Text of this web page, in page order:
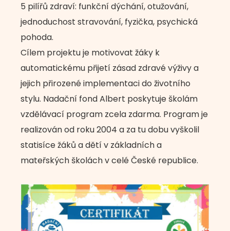
5 pilířů zdraví: funkční dýchání, otužování,
jednoduchost stravování, fyzička, psychická
pohoda.
Cílem projektu je motivovat žáky k
automatickému přijetí zásad zdravé výživy a
jejich přirozené implementaci do životního
stylu. Nadační fond Albert poskytuje školám
vzdělávací program zcela zdarma. Program je
realizován od roku 2004 a za tu dobu vyškolil
statisíce žáků a dětí v základních a
mateřských školách v celé České republice.